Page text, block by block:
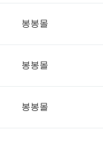
봉봉몰
봉봉몰
봉봉몰